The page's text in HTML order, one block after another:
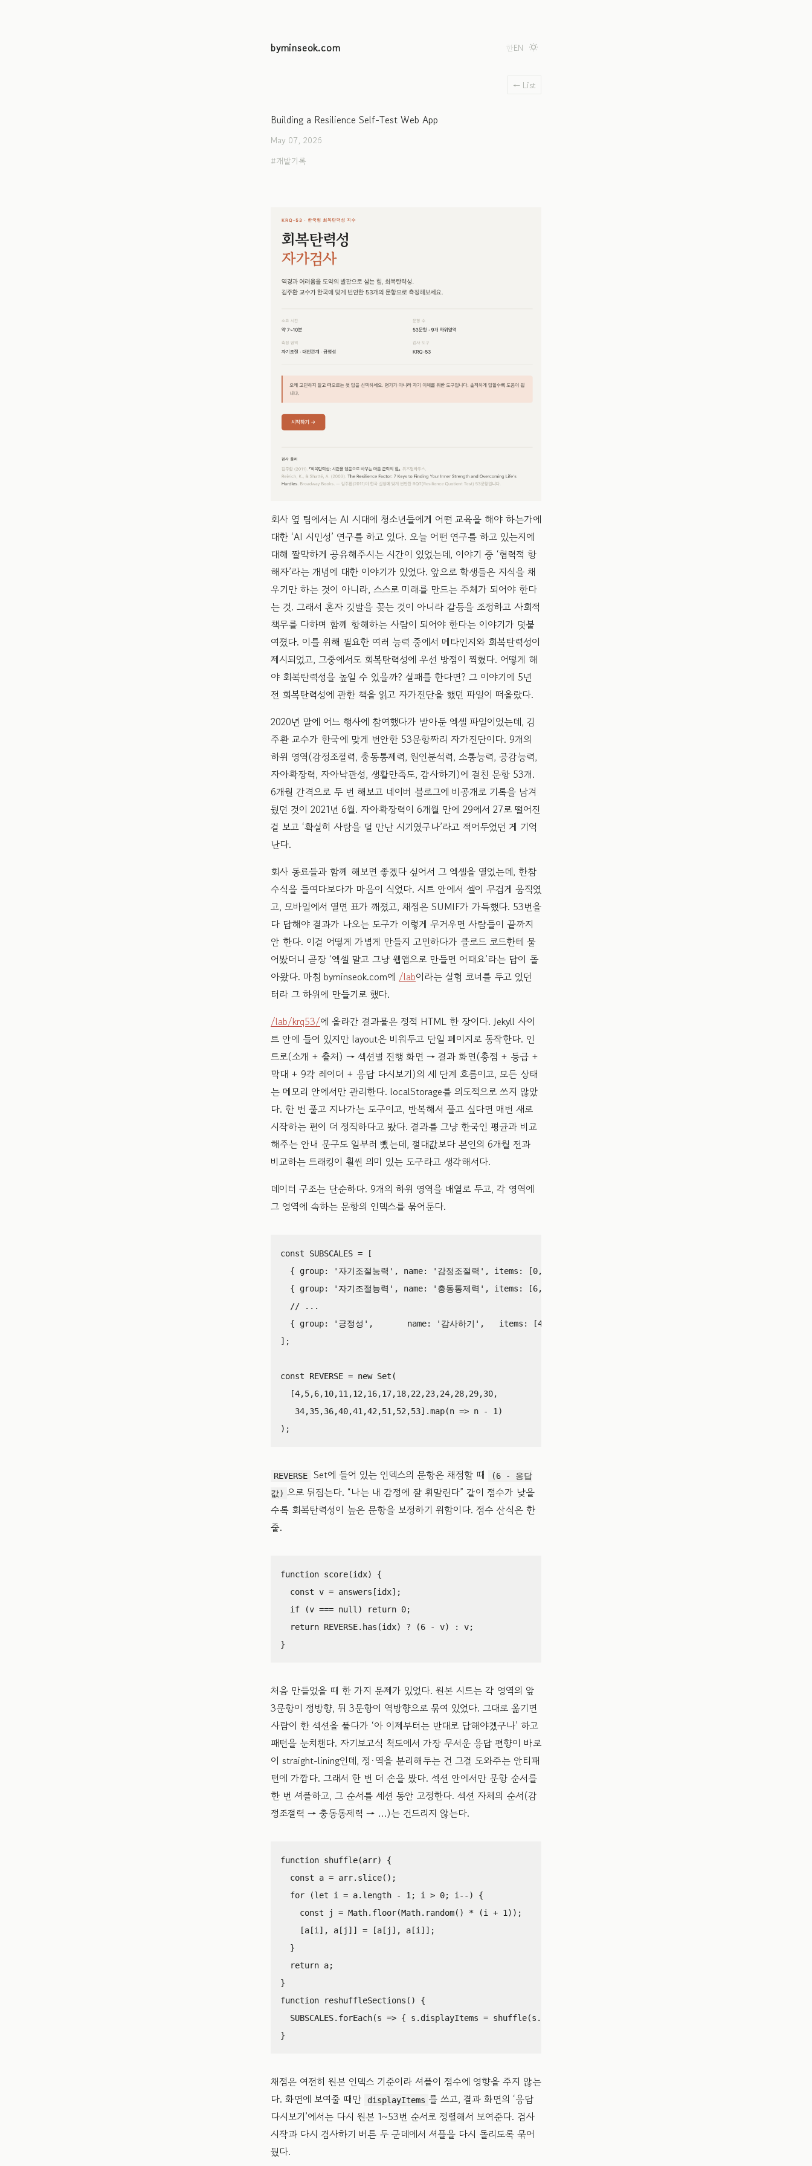
byminseok.com 한EN
← List
Building a Resilience Self-Test Web App
May 07, 2026
개발기록
회사 옆 팀에서는 AI 시대에 청소년들에게 어떤 교육을 해야 하는가에
대한 ‘AI 시민성’ 연구를 하고 있다. 오늘 어떤 연구를 하고 있는지에
대해 짤막하게 공유해주시는 시간이 있었는데, 이야기 중 ‘협력적 항
해자’라는 개념에 대한 이야기가 있었다. 앞으로 학생들은 지식을 채
우기만 하는 것이 아니라, 스스로 미래를 만드는 주체가 되어야 한다
는 것. 그래서 혼자 깃발을 꽂는 것이 아니라 갈등을 조정하고 사회적
책무를 다하며 함께 항해하는 사람이 되어야 한다는 이야기가 덧붙
여졌다. 이를 위해 필요한 여러 능력 중에서 메타인지와 회복탄력성이
제시되었고, 그중에서도 회복탄력성에 우선 방점이 찍혔다. 어떻게 해
야 회복탄력성을 높일 수 있을까? 실패를 한다면? 그 이야기에 5년
전 회복탄력성에 관한 책을 읽고 자가진단을 했던 파일이 떠올랐다.
2020년 말에 어느 행사에 참여했다가 받아둔 엑셀 파일이었는데, 김
주환 교수가 한국에 맞게 번안한 53문항짜리 자가진단이다. 9개의
하위 영역(감정조절력, 충동통제력, 원인분석력, 소통능력, 공감능력,
자아확장력, 자아낙관성, 생활만족도, 감사하기)에 걸친 문항 53개.
6개월 간격으로 두 번 해보고 네이버 블로그에 비공개로 기록을 남겨
뒀던 것이 2021년 6월. 자아확장력이 6개월 만에 29에서 27로 떨어진
걸 보고 ‘확실히 사람을 덜 만난 시기였구나’라고 적어두었던 게 기억
난다.
회사 동료들과 함께 해보면 좋겠다 싶어서 그 엑셀을 열었는데, 한참
수식을 들여다보다가 마음이 식었다. 시트 안에서 셀이 무겁게 움직였
고, 모바일에서 열면 표가 깨졌고, 채점은 SUMIF가 가득했다. 53번을
다 답해야 결과가 나오는 도구가 이렇게 무거우면 사람들이 끝까지
안 한다. 이걸 어떻게 가볍게 만들지 고민하다가 클로드 코드한테 물
어봤더니 곧장 ‘엑셀 말고 그냥 웹앱으로 만들면 어때요’라는 답이 돌
아왔다. 마침 byminseok.com에 /lab이라는 실험 코너를 두고 있던
터라 그 하위에 만들기로 했다.
/lab/krq53/에 올라간 결과물은 정적 HTML 한 장이다. Jekyll 사이
트 안에 들어 있지만 layout은 비워두고 단일 페이지로 동작한다. 인
트로(소개 + 출처) → 섹션별 진행 화면 → 결과 화면(총점 + 등급 +
막대 + 9각 레이더 + 응답 다시보기)의 세 단계 흐름이고, 모든 상태
는 메모리 안에서만 관리한다. localStorage를 의도적으로 쓰지 않았
다. 한 번 풀고 지나가는 도구이고, 반복해서 풀고 싶다면 매번 새로
시작하는 편이 더 정직하다고 봤다. 결과를 그냥 한국인 평균과 비교
해주는 안내 문구도 일부러 뺐는데, 절대값보다 본인의 6개월 전과
비교하는 트래킹이 훨씬 의미 있는 도구라고 생각해서다.
데이터 구조는 단순하다. 9개의 하위 영역을 배열로 두고, 각 영역에
그 영역에 속하는 문항의 인덱스를 묶어둔다.
const SUBSCALES =
[
{
group: ' 자기조절능력 ' , name: ' 감정조절력 ' , items : [0,
{
group: ' 자기조절능력 ' , name: ' 충동통제력 ' , items : [6,
// ...
{
group: ' 긍정성 ' , name: ' 감사하기 ' , items : [47
];
const REVERSE = new Set (
[4,5,6,10,11 ,12 ,16,17,18,22 ,23,24,28,29,30,
34,35,36,40,41 ,42 ,51 ,52 ,53].map(n => n - 1 )
);
REVERSE Set에 들어 있는 인덱스의 문항은 채점할 때
(6 - 응답
값) 으로 뒤집는다. “나는 내 감정에 잘 휘말린다” 같이 점수가 낮을
수록 회복탄력성이 높은 문항을 보정하기 위함이다. 점수 산식은 한
줄.
function score(idx)
{
const v = answers [idx];
if
(v === null ) return 0;
return REVERSE. has (idx) ? (6 - v) : v;
}
처음 만들었을 때 한 가지 문제가 있었다. 원본 시트는 각 영역의 앞
3문항이 정방향, 뒤 3문항이 역방향으로 묶여 있었다. 그대로 옮기면
사람이 한 섹션을 풀다가 ‘아 이제부터는 반대로 답해야겠구나’ 하고
패턴을 눈치챈다. 자기보고식 척도에서 가장 무서운 응답 편향이 바로
이 straight-lining인데, 정·역을 분리해두는 건 그걸 도와주는 안티패
턴에 가깝다. 그래서 한 번 더 손을 봤다. 섹션 안에서만 문항 순서를
한 번 셔플하고, 그 순서를 세션 동안 고정한다. 섹션 자체의 순서(감
정조절력 → 충동통제력 → …)는 건드리지 않는다.
function shuffle(arr)
{
const
a = arr. slice();
for
(let i = a. length - 1 ; i > 0; i -- )
{
const
j = Math. floor(Math. random() * (i + 1 ));
[a [i ], a [ j ]] = [a [ j ], a [i ]];
}
return a;
}
function
reshuffleSections ()
{
SUBSCALES. forEach(s => { s . displayItems = shuffle(s .
}
채점은 여전히 원본 인덱스 기준이라 셔플이 점수에 영향을 주지 않는
다. 화면에 보여줄 때만
displayItems 를 쓰고, 결과 화면의 ‘응답
다시보기’에서는 다시 원본 1~53번 순서로 정렬해서 보여준다. 검사
시작과 다시 검사하기 버튼 두 군데에서 셔플을 다시 돌리도록 묶어
뒀다.